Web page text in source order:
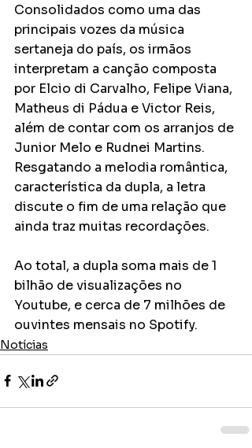
Consolidados como uma das
principais vozes da música
sertaneja do país, os irmãos
interpretam a canção composta
por Elcio di Carvalho, Felipe Viana,
Matheus di Pádua e Victor Reis,
além de contar com os arranjos de
Junior Melo e Rudnei Martins.
Resgatando a melodia romântica,
característica da dupla, a letra
discute o fim de uma relação que
ainda traz muitas recordações.
Ao total, a dupla soma mais de 1
bilhão de visualizações no
Youtube, e cerca de 7 milhões de
ouvintes mensais no Spotify.
Notícias